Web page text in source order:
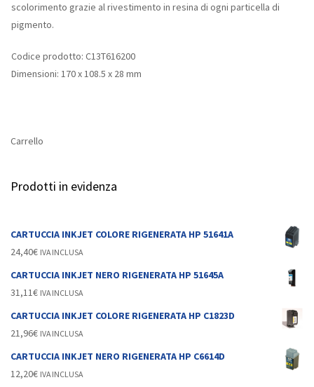
scolorimento grazie al rivestimento in resina di ogni particella di
pigmento.
Codice prodotto: C13T616200
Dimensioni: 170 x 108.5 x 28 mm
Carrello
Prodotti in evidenza
CARTUCCIA INKJET COLORE RIGENERATA HP 51641A
24,40€ IVA INCLUSA
CARTUCCIA INKJET NERO RIGENERATA HP 51645A
31,11€ IVA INCLUSA
CARTUCCIA INKJET COLORE RIGENERATA HP C1823D
21,96€ IVA INCLUSA
CARTUCCIA INKJET NERO RIGENERATA HP C6614D
12,20€ IVA INCLUSA